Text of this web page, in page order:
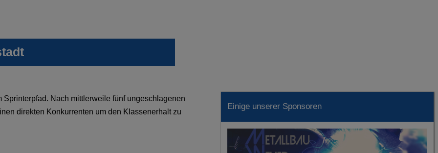
Nach mittlerweile fünf ungeschlagenen
direkten Konkurrenten um den Klassenerhalt zu
Einige unserer Sponsoren